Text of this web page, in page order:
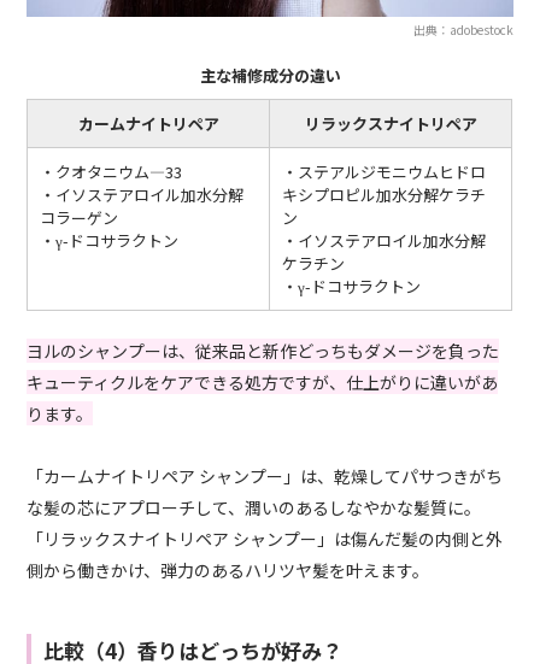
出典：adobestock
主な補修成分の違い
カームナイトリペア リラックスナイトリペア
・クオタニウム―33
・イソステアロイル加水分解
コラーゲン
・γ-ドコサラクトン
・ステアルジモニウムヒドロ
キシプロピル加水分解ケラチ
ン
・イソステアロイル加水分解
ケラチン
・γ-ドコサラクトン
ヨルのシャンプーは、従来品と新作どっちもダメージを負った
キューティクルをケアできる処方ですが、仕上がりに違いがあ
ります。
「カームナイトリペア シャンプー」は、乾燥してパサつきがち
な髪の芯にアプローチして、潤いのあるしなやかな髪質に。
「リラックスナイトリペア シャンプー」は傷んだ髪の内側と外
側から働きかけ、弾力のあるハリツヤ髪を叶えます。
比較（4）香りはどっちが好み？